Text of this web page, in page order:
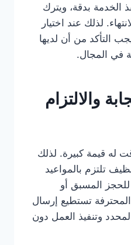
الخدمة بدقة، ويترك
لذلك عند اختيار
التأكد من أن لديها
في المجال.
والالتزام
له قيمة كبيرة. لذلك
تلتزم بالمواعيد
المسبق أو
تستطيع إرسال
وتنفيذ العمل دون